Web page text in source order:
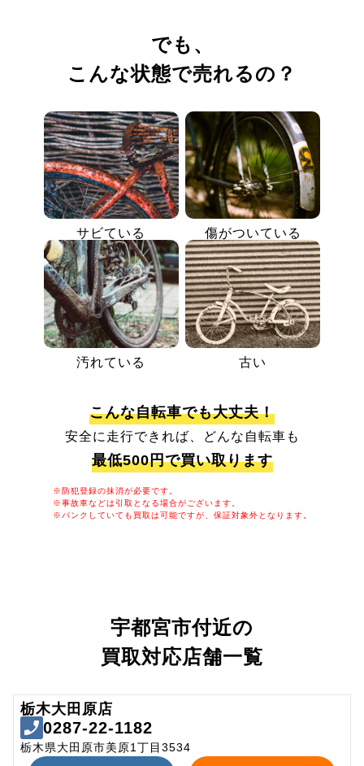
でも、
こんな状態で売れるの？
サビている 傷がついている
汚れている 古い
こんな自転車でも大丈夫！
安全に走行できれば、どんな自転車も
最低500円で買い取ります
※防犯登録の抹消が必要です。
※事故車などは引取となる場合がございます。
※パンクしていても買取は可能ですが、保証対象外となります。
宇都宮市付近の
買取対応店舗一覧
栃木大田原店
0287-22-1182
栃木県大田原市美原1丁目3534